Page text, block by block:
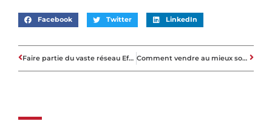
Facebook Twitter LinkedIn
Faire partie du vaste réseau Efficity pour votre projet immobilier Comment vendre au mieux son bien immobilier ?